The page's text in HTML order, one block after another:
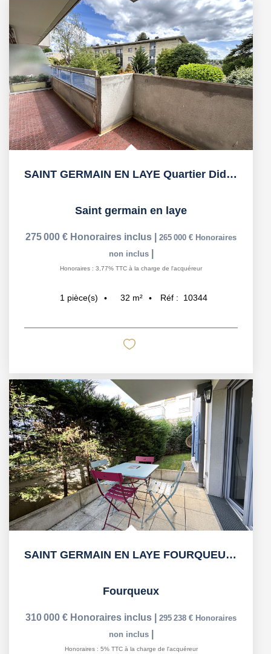
SAINT GERMAIN EN LAYE Quartier Diderot
Saint germain en laye
275 000 € Honoraires inclus 265 000 € Honoraires
non inclus
Honoraires : 3,77% TTC à la charge de l'acquéreur
1 pièce(s) 32 m² Réf : 10344
SAINT GERMAIN EN LAYE FOURQUEUX - Lycée International
Fourqueux
310 000 € Honoraires inclus 295 238 € Honoraires
non inclus
Honoraires : 5% TTC à la charge de l'acquéreur